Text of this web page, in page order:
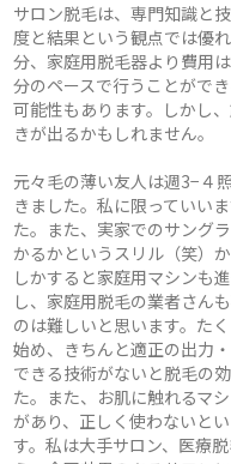
サロン脱毛は、専門知識と
度と結果という観点では優
分、家庭用脱毛器より費用
分のペースで行うことがで
可能性もあります。しかし
きが出るかもしれません。
元々毛の薄い友人は週3−４
きました。私に限っていい
た。また、実家でのサング
かるかというスリル（笑）
しかすると家庭用マシンも
し、家庭用脱毛の業者さん
のは難しいと思います。た
始め、きちんと適正の出力
できる技術がないと脱毛の
た。また、お肌に触れるマ
があり、正しく使わないと
す。私は大手サロン、医療